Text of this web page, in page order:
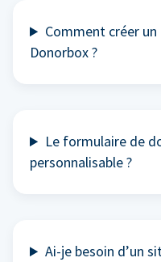
Comment créer
Donorbox ?
Le formulaire de
personnalisable ?
Ai-je besoin d’un